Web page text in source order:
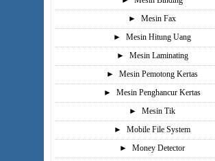
►
Mesin Fax
►
Mesin Hitung Uang
►
Mesin Laminating
►
Mesin Pemotong Kertas
►
Mesin Penghancur Kertas
►
Mesin Tik
►
Mobile File System
►
Money Detector